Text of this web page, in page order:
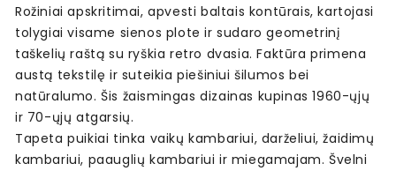
Rožiniai apskritimai, apvesti baltais kontūrais, kartojasi
tolygiai visame sienos plote ir sudaro geometrinį
taškelių raštą su ryškia retro dvasia. Faktūra primena
austą tekstilę ir suteikia piešiniui šilumos bei
natūralumo. Šis žaismingas dizainas kupinas 1960-ųjų
ir 70-ųjų atgarsių.
Tapeta puikiai tinka vaikų kambariui, darželiui, žaidimų
kambariui, paauglių kambariui ir miegamajam. Švelni